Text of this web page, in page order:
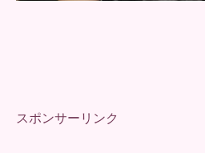
スポンサーリンク